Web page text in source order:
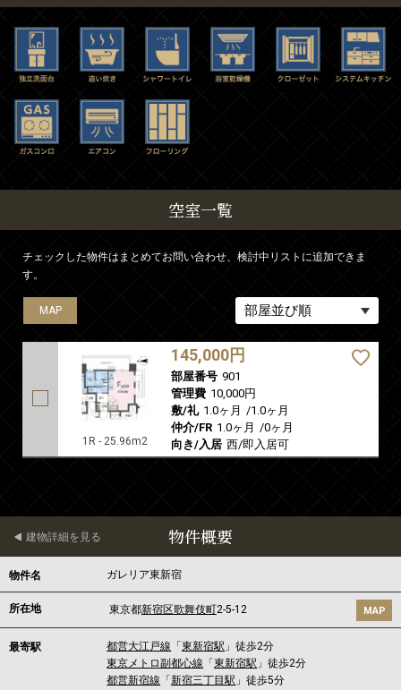
空室一覧
チェックした物件はまとめてお問い合わせ、検討中リストに追加できま
す。
MAP
1R - 25.96m2
145,000円
部屋番号 901
管理費 10,000円
敷/礼 1.0ヶ月 /1.0ヶ月
仲介/FR 1.0ヶ月 /0ヶ月
向き/入居 西/即入居可
物件概要
建物詳細を見る
物件名 ガレリア東新宿
所在地 東京都新宿区歌舞伎町2-5-12 MAP
最寄駅 都営大江戸線 「東新宿駅 」徒歩2分
東京メトロ副都心線 「東新宿駅 」徒歩2分
都営新宿線 「新宿三丁目駅 」徒歩5分